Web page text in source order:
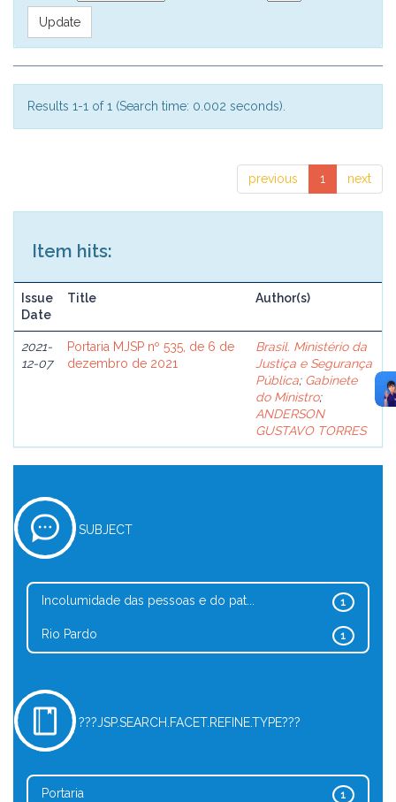
Results 1-1 of 1 (Search time: 0.002 seconds).
previous 1 next
Item hits:
Issue
Date
Title Author(s)
2021-
12-07
Portaria MJSP nº 535, de 6 de
dezembro de 2021
Brasil. Ministério da
Justiça e Segurança
Pública; Gabinete
do Ministro;
ANDERSON
GUSTAVO TORRES
SUBJECT
1
Incolumidade das pessoas e do pat...
1
Rio Pardo
???JSP.SEARCH.FACET.REFINE.TYPE???
1
Portaria